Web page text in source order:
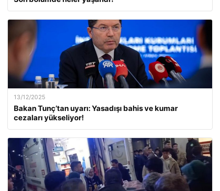
13/12/2025
Bakan Tunç’tan uyarı: Yasadışı bahis ve kumar
cezaları yükseliyor!